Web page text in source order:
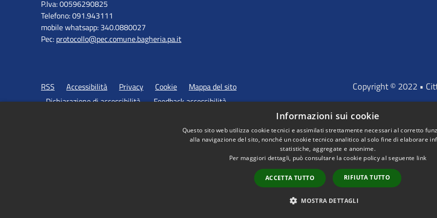
P.Iva: 00596290825
Telefono: 091.943111
mobile whatsapp: 340.0880027
Pec: protocollo@pec.comune.bagheria.pa.it
RSS Accessibilità Privacy Cookie
Mappa del sito
Dichiarazione di accessibilità
Feedback accessibilità
Copyright © 2022 •
"Portale
D'INVESTIMENTO
Informazioni sui cookie
Questo sito web utilizza cookie tecnici e assimilati strettamente necessari al corretto
alla navigazione del sito, nonché un cookie tecnico analitico al solo fine di elaborare
statistiche, aggregate e anonime.
Per maggiori dettagli, può consultare la cookie policy al seguente link
ACCETTA TUTTO RIFIUTA TUTTO
MOSTRA DETTAGLI